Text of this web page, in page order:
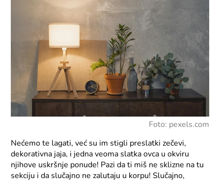
Foto: pexels.com
Nećemo te lagati, već su im stigli preslatki zečevi,
dekorativna jaja, i jedna veoma slatka ovca u okviru
njihove uskršnje ponude! Pazi da ti miš ne sklizne na tu
sekciju i da slučajno ne zalutaju u korpu! Slučajno,